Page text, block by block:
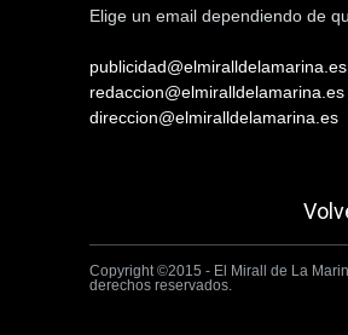
Elige un email dependiendo de
publicidad@elmiralldelamarina.es
redaccion@elmiralldelamarina.es
direccion@elmiralldelamarina.es
Copyright ©2015 - El Mirall de La
derechos reservados.